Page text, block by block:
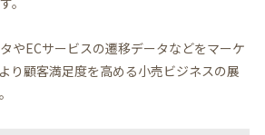
やECサービスの遷移データなどをマーケ
り顧客満足度を高める小売ビジネスの展